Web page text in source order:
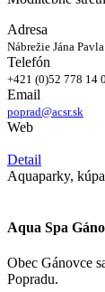
Adresa
Nábrežie Jána
Telefón
+421 (0)52 778 14
Email
poprad@acsr.sk
Web
Detail
Aquaparky,
Aqua Spa
Obec Gánovce
Popradu.